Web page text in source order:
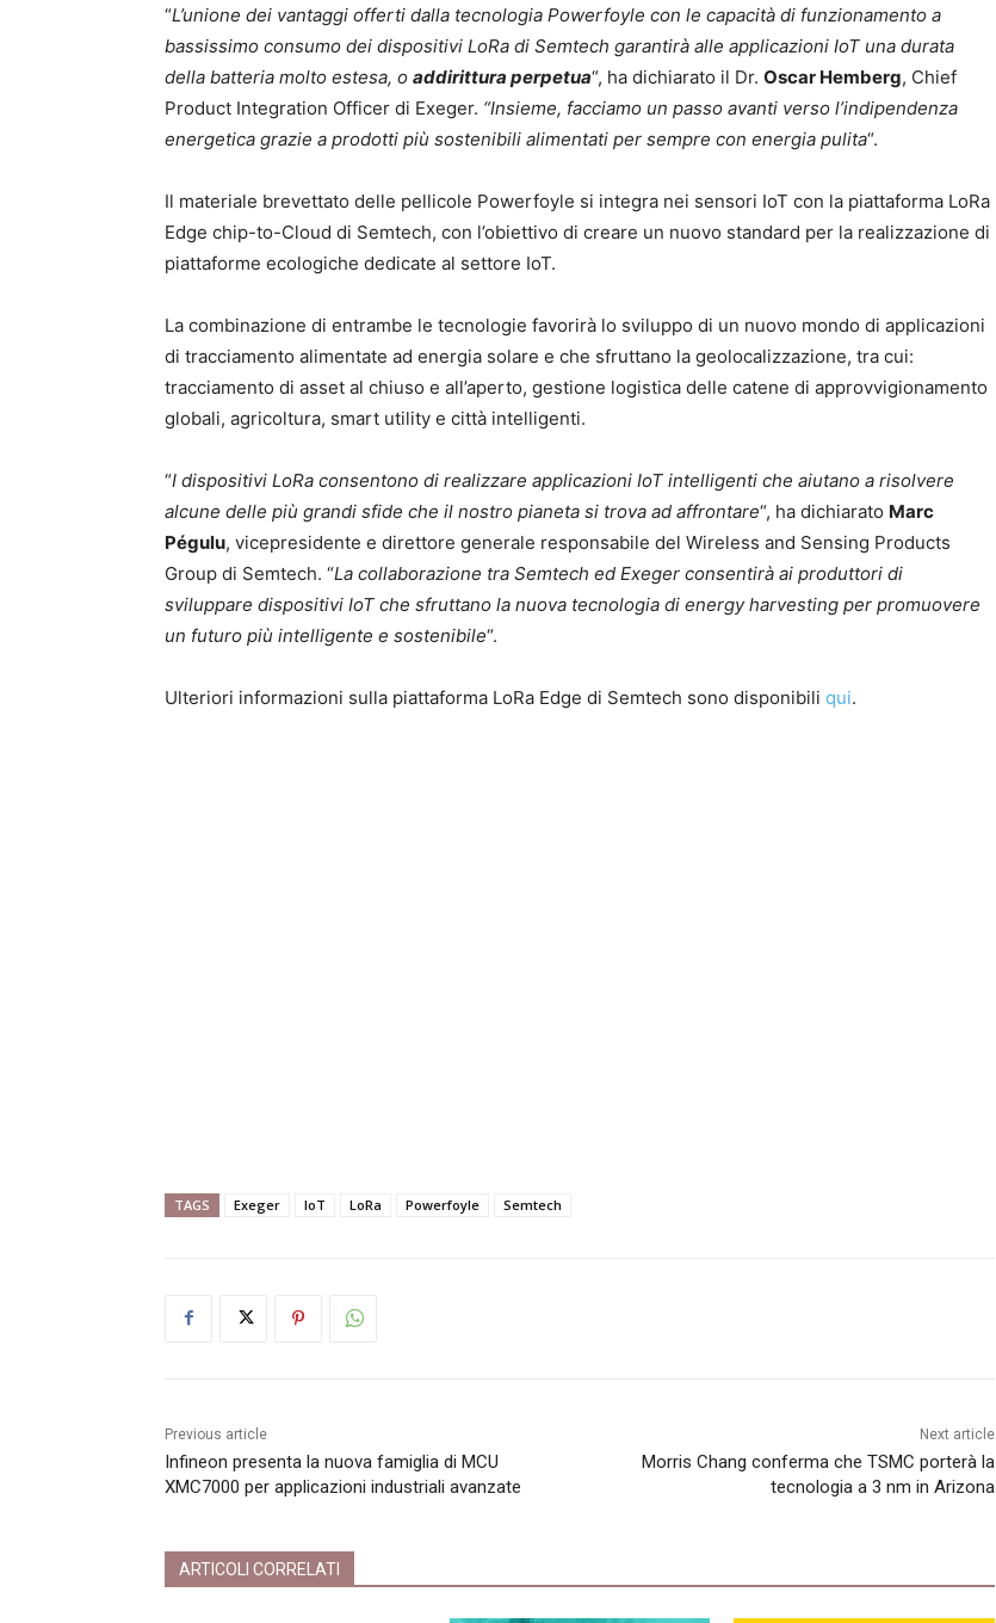
“L’unione dei vantaggi offerti dalla tecnologia Powerfoyle con le capacità di funzionamento a
bassissimo consumo dei dispositivi LoRa di Semtech garantirà alle applicazioni IoT una durata
della batteria molto estesa, o addirittura perpetua“, ha dichiarato il Dr. Oscar Hemberg, Chief
Product Integration Officer di Exeger. “Insieme, facciamo un passo avanti verso l’indipendenza
energetica grazie a prodotti più sostenibili alimentati per sempre con energia pulita“.
Il materiale brevettato delle pellicole Powerfoyle si integra nei sensori IoT con la piattaforma LoRa
Edge chip-to-Cloud di Semtech, con l’obiettivo di creare un nuovo standard per la realizzazione di
piattaforme ecologiche dedicate al settore IoT.
La combinazione di entrambe le tecnologie favorirà lo sviluppo di un nuovo mondo di applicazioni
di tracciamento alimentate ad energia solare e che sfruttano la geolocalizzazione, tra cui:
tracciamento di asset al chiuso e all’aperto, gestione logistica delle catene di approvvigionamento
globali, agricoltura, smart utility e città intelligenti.
“I dispositivi LoRa consentono di realizzare applicazioni IoT intelligenti che aiutano a risolvere
alcune delle più grandi sfide che il nostro pianeta si trova ad affrontare“, ha dichiarato Marc
Pégulu, vicepresidente e direttore generale responsabile del Wireless and Sensing Products
Group di Semtech. “La collaborazione tra Semtech ed Exeger consentirà ai produttori di
sviluppare dispositivi IoT che sfruttano la nuova tecnologia di energy harvesting per promuovere
un futuro più intelligente e sostenibile“.
Ulteriori informazioni sulla piattaforma LoRa Edge di Semtech sono disponibili qui.
TAGS Exeger IoT LoRa Powerfoyle Semtech
Previous article
Infineon presenta la nuova famiglia di MCU
XMC7000 per applicazioni industriali avanzate
Next article
Morris Chang conferma che TSMC porterà la
tecnologia a 3 nm in Arizona
ARTICOLI CORRELATI